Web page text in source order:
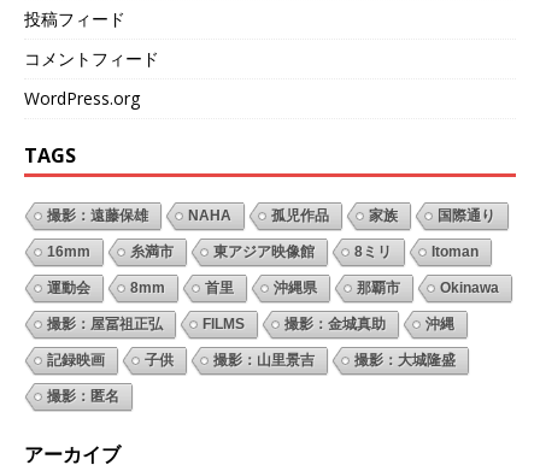
投稿フィード
コメントフィード
WordPress.org
TAGS
撮影：遠藤保雄 NAHA 孤児作品 家族 国際通り
16mm 糸満市 東アジア映像館 8ミリ Itoman
運動会 8mm 首里 沖縄県 那覇市 Okinawa
撮影：屋冨祖正弘 FILMS 撮影：金城真助 沖縄
記録映画 子供 撮影：山里景吉 撮影：大城隆盛
撮影：匿名
アーカイブ